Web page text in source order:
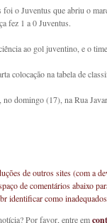
o Juventus que abriu o
fez 1 a 0 Juventus.
ao gol juventino, e o
colocação na tabela de
domingo (17), na Rua
de outros sites (com a
de comentários abaixo
identificar como
Por favor, entre em